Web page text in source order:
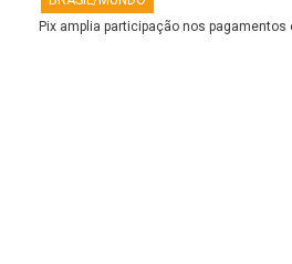
Pix amplia participação nos